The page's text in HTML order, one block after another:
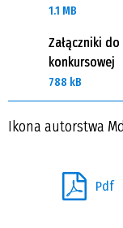
1.1 MB
Załączniki
konkursowej
788 kB
Ikona autorstwa
Pdf